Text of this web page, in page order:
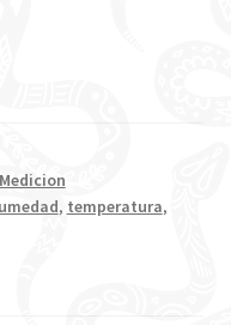
Medicion
, temperatura,